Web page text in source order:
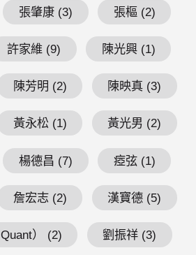
張肇康 (3) 張樞 (2)
許家維 (9) 陳光興 (1)
陳芳明 (2) 陳映真 (3)
黃永松 (1) 黃光男 (2)
楊德昌 (7) 瘂弦 (1)
詹宏志 (2) 漢寶德 (5)
） (2) 劉振祥 (3)